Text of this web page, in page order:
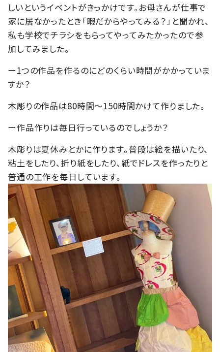
しいというイベントがきっかけです。お母さんが仕事で
家に居なかったとき「暇だからやってみる？」と聞かれ、
私も学校でチラシをもらってやってみたかったので参
加してみました。
ー1つの作品を作るのにどのくらい時間がかかっていま
すか？
木彫りの作品は80時間〜150時間かけて作りました。
ー作品作りは毎日行っているのでしょうか？
木彫りは夏休みとかに作ります。普段は絵を描いたり、
粘土をしたり、折り紙をしたり、紙でドレスを作ったりと
普通の工作を毎日しています。